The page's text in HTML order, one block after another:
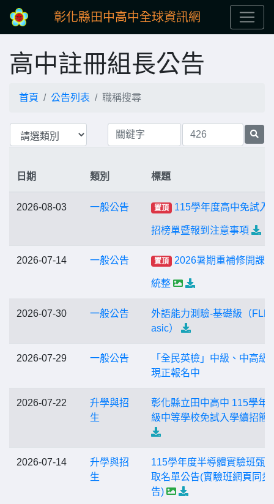
彰化縣田中高中全球資訊網
高中註冊組長公告
首頁 公告列表 職稱搜尋
日期 類別 標題
2026-08-03 一般公告 置頂 115學年度高中免試入
招榜單暨報到注意事項
2026-07-14 一般公告 置頂 2026暑期重補修開課
統整
2026-07-30 一般公告
外語能力測驗-基礎級（
asic）
2026-07-29 一般公告
「全民英檢」中級、中高級
現正報名中
2026-07-22
升學與招
生
彰化縣立田中高中 115學年
級中等學校免試入學續招簡
2026-07-14
升學與招
生
115學年度半導體實驗班甄
取名單公告(實驗班網頁同步
告)